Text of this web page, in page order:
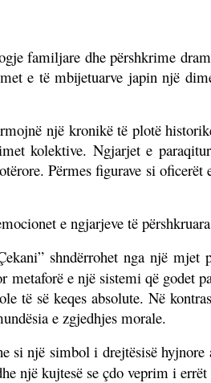
familjare dhe përshkrime
e të mbijetuarve japin një
një kronikë të plotë
kolektive. Ngjarjet e
Përmes figurave si oficerët
e ngjarjeve të
shndërrohet nga një mjet
e një sistemi që godet
së keqes absolute. Në
e zgjedhjes morale.
si një simbol i drejtësisë
një kujtesë se çdo veprim i errët